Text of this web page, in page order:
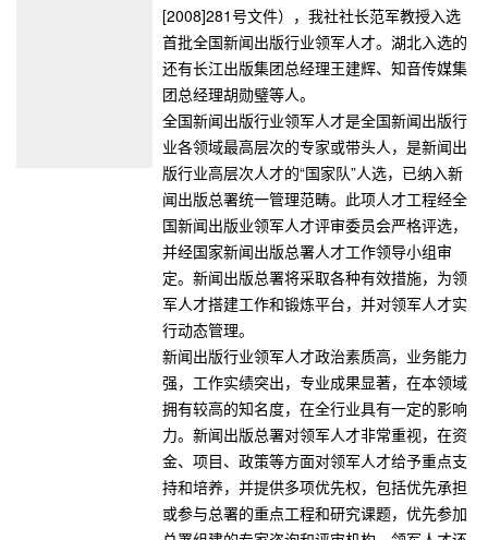
[2008]281号文件），我社社长范军教授入选
首批全国新闻出版行业领军人才。湖北入选的
还有长江出版集团总经理王建辉、知音传媒集
团总经理胡勋璧等人。
全国新闻出版行业领军人才是全国新闻出版行
业各领域最高层次的专家或带头人，是新闻出
版行业高层次人才的“国家队”人选，已纳入新
闻出版总署统一管理范畴。此项人才工程经全
国新闻出版业领军人才评审委员会严格评选，
并经国家新闻出版总署人才工作领导小组审
定。新闻出版总署将采取各种有效措施，为领
军人才搭建工作和锻炼平台，并对领军人才实
行动态管理。
新闻出版行业领军人才政治素质高，业务能力
强，工作实绩突出，专业成果显著，在本领域
拥有较高的知名度，在全行业具有一定的影响
力。新闻出版总署对领军人才非常重视，在资
金、项目、政策等方面对领军人才给予重点支
持和培养，并提供多项优先权，包括优先承担
或参与总署的重点工程和研究课题，优先参加